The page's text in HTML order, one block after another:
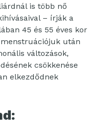
is több nő
– írják a
45 és 55 éves kor
után
változások,
csökkenése
elkezdődnek